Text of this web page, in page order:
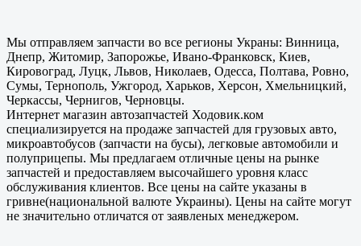
Мы отправляем запчасти во все регионы Украны: Винница,
Днепр, Житомир, Запорожье, Ивано-Франковск, Киев,
Кировоград, Луцк, Львов, Николаев, Одесса, Полтава, Ровно,
Сумы, Тернополь, Ужгород, Харьков, Херсон, Хмельницкий,
Черкассы, Чернигов, Черновцы.
Интернет магазин автозапчастей Ходовик.ком
специализируется на продаже запчастей для грузовых авто,
микроавтобусов (запчасти на бусы), легковые автомобили и
полуприцепы. Мы предлагаем отличные цены на рынке
запчастей и предоставляем высочайшего уровня класс
обслуживания клиентов. Все цены на сайте указаны в
гривне(национальной валюте Украины). Цены на сайте могут
не значительно отличатся от заявленых менеджером.